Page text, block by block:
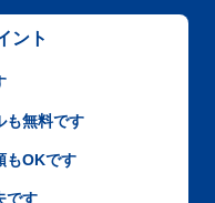
ント
も無料です
もOKです
です